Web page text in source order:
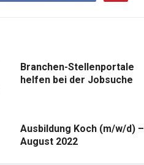
Branchen-Stellenportale
helfen bei der Jobsuche
Ausbildung Koch (m/w/d) –
August 2022